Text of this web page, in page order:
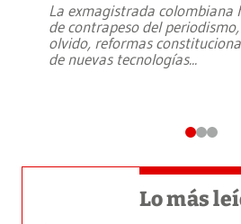
La exmagistrada colombiana
de contrapeso del
olvido, reformas
de nuevas tecnologías...
Lo más